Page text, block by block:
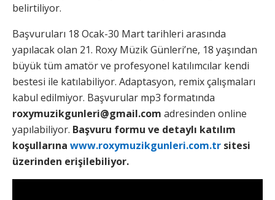
belirtiliyor.
Başvuruları 18 Ocak-30 Mart tarihleri arasında
yapılacak olan 21. Roxy Müzik Günleri’ne, 18 yaşından
büyük tüm amatör ve profesyonel katılımcılar kendi
bestesi ile katılabiliyor. Adaptasyon, remix çalışmaları
kabul edilmiyor. Başvurular mp3 formatında
roxymuzikgunleri@gmail.com adresinden online
yapılabiliyor. Başvuru formu ve detaylı katılım
koşullarına www.roxymuzikgunleri.com.tr sitesi
üzerinden erişilebiliyor.